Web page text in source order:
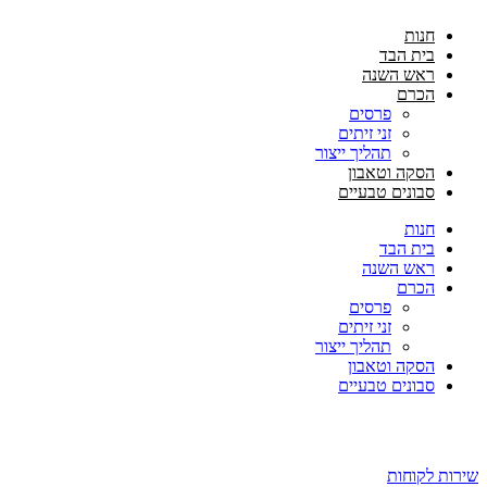
חנות
בית הבד
ראש השנה
הכרם
פרסים
זני זיתים
תהליך ייצור
הסקה וטאבון
סבונים טבעיים
חנות
בית הבד
ראש השנה
הכרם
פרסים
זני זיתים
תהליך ייצור
הסקה וטאבון
סבונים טבעיים
שירות לקוחות